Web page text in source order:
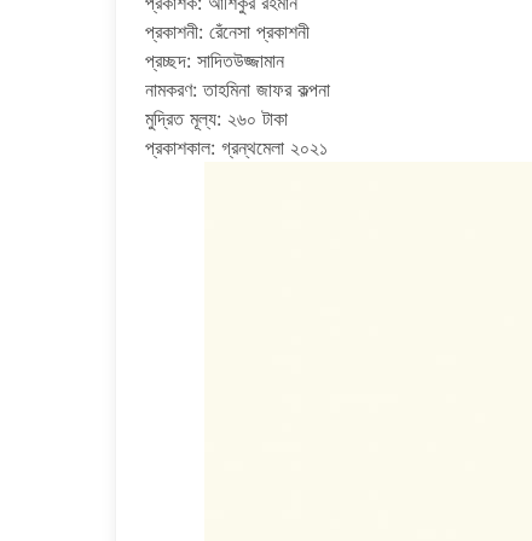
প্রকাশনী: রেঁনেসা প্রকাশনী
প্রচ্ছদ: সাদিতউজ্জামান
নামকরণ: তাহমিনা জাফর কল্পনা
মুদ্রিত মূল্য: ২৬০ টাকা
প্রকাশকাল: গ্রন্থমেলা ২০২১